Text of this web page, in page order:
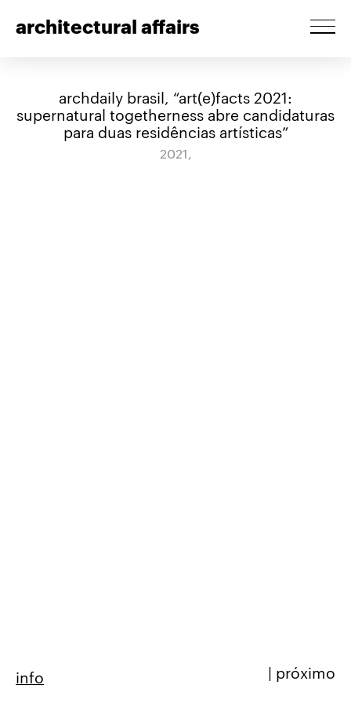
architectural affairs
archdaily brasil, “art(e)facts 2021:
supernatural togetherness abre candidaturas
para duas residências artísticas”
2021,
próximo
info